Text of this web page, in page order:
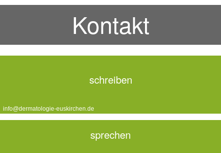
Kontakt
schreiben
info@dermatologie-euskirchen.de
sprechen